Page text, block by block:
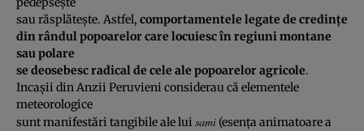
sau răsplăteşte. Astfel, comportamentele legate de credinţe
din rândul popoarelor care locuiesc în regiuni montane
sau polare
se deosebesc radical de cele ale popoarelor agricole.
Incaşii din Anzii Peruvieni considerau că elementele
meteorologice
sunt manifestări tangibile ale lui sami (esenţa animatoare a